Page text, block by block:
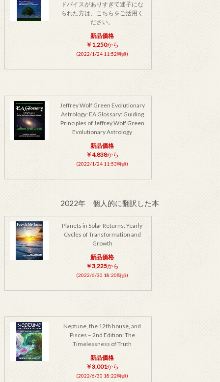
ドバイスがありすぎて迷子にな
られた方は、こちらをご活用く
ださい。
新品価格
￥1,250から
(2022/1/24 11:52時点)
Jeffrey Wolf Green Evolutionary
Astrology: EA Glossary: Guiding
Principles of Jeffrey Wolf Green
Evolutionary Astrology
新品価格
￥4,838から
(2022/1/24 11:53時点)
2022年 個人的に翻訳した本
Planets in Solar Returns: Yearly
Cycles of Transformation and
Growth
新品価格
￥3,225から
(2022/6/30 18:20時点)
Neptune, the 12th house, and
Pisces – 2nd Edition: The
Timelessness of Truth
新品価格
￥3,001から
(2022/6/30 18:22時点)